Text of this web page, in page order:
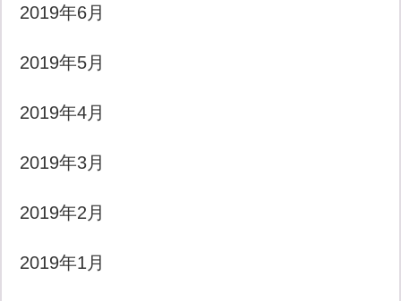
2019年6月
2019年5月
2019年4月
2019年3月
2019年2月
2019年1月